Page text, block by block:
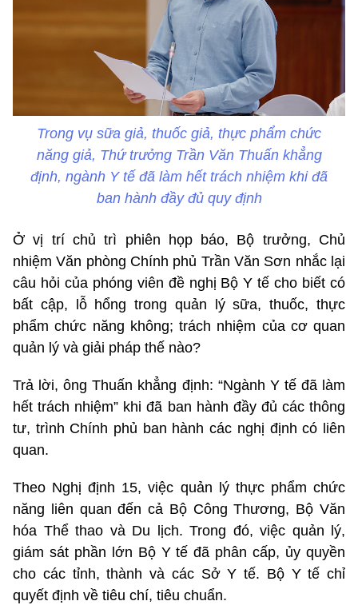
Trong vụ sữa giả, thuốc giả, thực phẩm chức
năng giả, Thứ trưởng Trần Văn Thuấn khẳng
định, ngành Y tế đã làm hết trách nhiệm khi đã
ban hành đầy đủ quy định
Ở vị trí chủ trì phiên họp báo, Bộ trưởng, Chủ
nhiệm Văn phòng Chính phủ Trần Văn Sơn nhắc lại
câu hỏi của phóng viên đề nghị Bộ Y tế cho biết có
bất cập, lỗ hổng trong quản lý sữa, thuốc, thực
phẩm chức năng không; trách nhiệm của cơ quan
quản lý và giải pháp thế nào?
Trả lời, ông Thuấn khẳng định: “Ngành Y tế đã làm
hết trách nhiệm” khi đã ban hành đầy đủ các thông
tư, trình Chính phủ ban hành các nghị định có liên
quan.
Theo Nghị định 15, việc quản lý thực phẩm chức
năng liên quan đến cả Bộ Công Thương, Bộ Văn
hóa Thể thao và Du lịch. Trong đó, việc quản lý,
giám sát phần lớn Bộ Y tế đã phân cấp, ủy quyền
cho các tỉnh, thành và các Sở Y tế. Bộ Y tế chỉ
quyết định về tiêu chí, tiêu chuẩn.